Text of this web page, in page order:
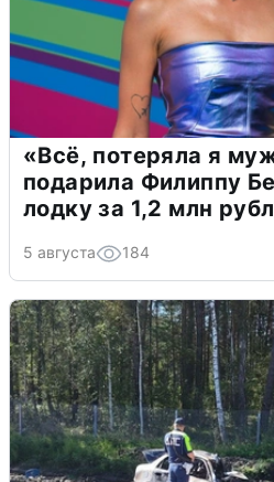
«Всё, потеряла я
подарила Филиппу
лодку за 1,2 млн
5 августа 184